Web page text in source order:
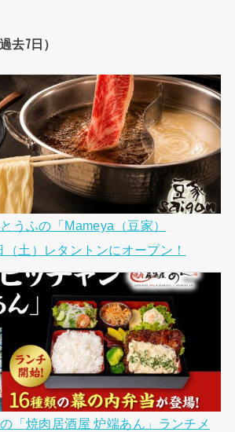
去7日）
うふの「Mameya（豆家）
土）レタントンにオープン！
「焼肉居酒屋 炉端あん」ランチメ